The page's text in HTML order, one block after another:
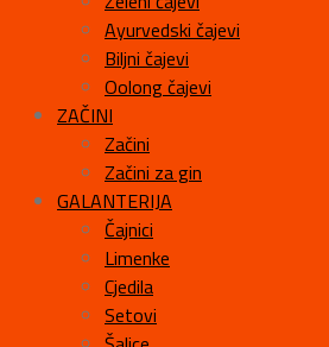
Ayurvedski čajevi
Biljni čajevi
Oolong čajevi
ZAČINI
Začini
Začini za gin
GALANTERIJA
Čajnici
Limenke
Cjedila
Setovi